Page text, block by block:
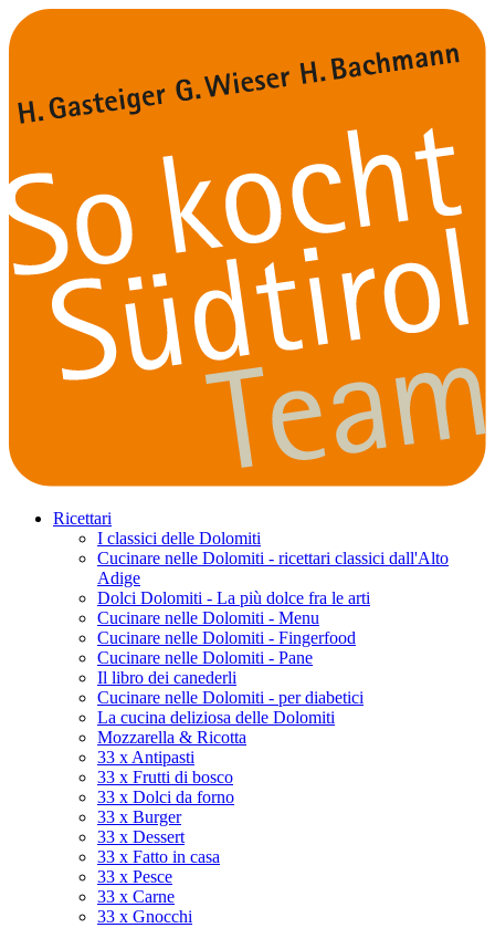
Ricettari
I classici delle Dolomiti
Cucinare nelle Dolomiti - ricettari classici dall'Alto
Adige
Dolci Dolomiti - La più dolce fra le arti
Cucinare nelle Dolomiti - Menu
Cucinare nelle Dolomiti - Fingerfood
Cucinare nelle Dolomiti - Pane
Il libro dei canederli
Cucinare nelle Dolomiti - per diabetici
La cucina deliziosa delle Dolomiti
Mozzarella & Ricotta
33 x Antipasti
33 x Frutti di bosco
33 x Dolci da forno
33 x Burger
33 x Dessert
33 x Fatto in casa
33 x Pesce
33 x Carne
33 x Gnocchi